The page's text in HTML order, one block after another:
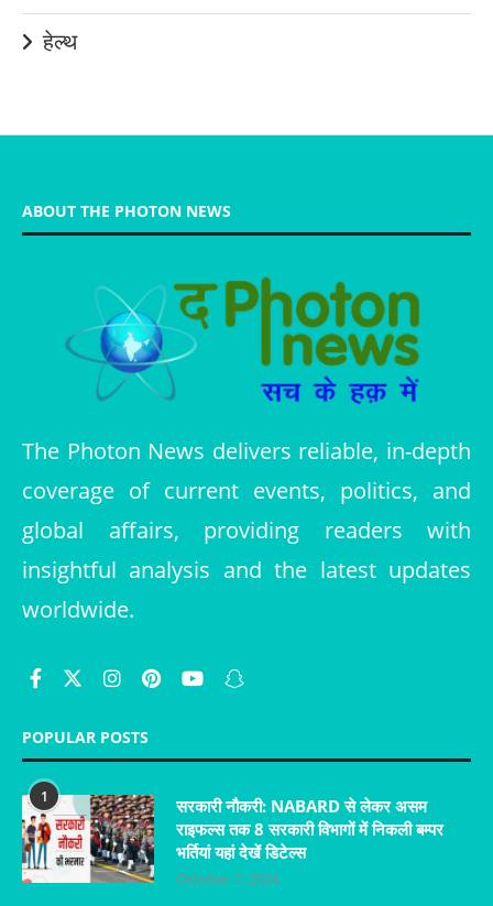
हेल्थ
ABOUT THE PHOTON NEWS
The Photon News delivers reliable, in-depth
coverage of current events, politics, and
global affairs, providing readers with
insightful analysis and the latest updates
worldwide.
POPULAR POSTS
1
सरकारी नौकरी: NABARD से लेकर असम
राइफल्स तक 8 सरकारी विभागों में निकली बम्पर
भर्तियां यहां देखें डिटेल्स
October 7, 2024